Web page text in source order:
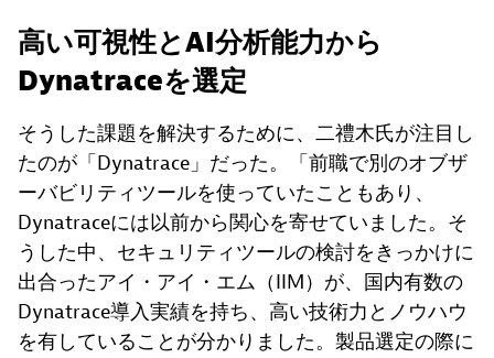
高い可視性とAI分析能力から
Dynatraceを選定
そうした課題を解決するために、二禮木氏が注目し
たのが「Dynatrace」だった。「前職で別のオブザ
ーバビリティツールを使っていたこともあり、
Dynatraceには以前から関心を寄せていました。そ
うした中、セキュリティツールの検討をきっかけに
出合ったアイ・アイ・エム（IIM）が、国内有数の
Dynatrace導入実績を持ち、高い技術力とノウハウ
を有していることが分かりました。製品選定の際に